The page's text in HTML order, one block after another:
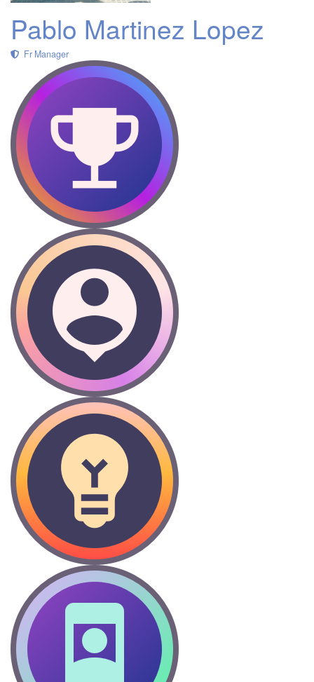
Pablo Martinez Lopez
Fr Manager